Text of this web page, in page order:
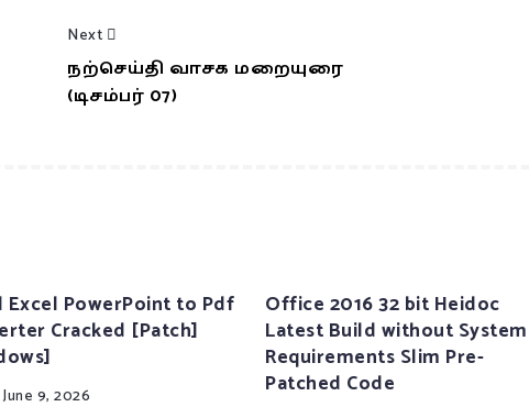
Next
நற்செய்தி வாசக மறையுரை
(டிசம்பர் 07)
Excel PowerPoint to Pdf
Cracked [Patch]
June 9, 2026
Office 2016 32 bit Heidoc
Latest Build without System
Requirements Slim Pre-
Patched Code